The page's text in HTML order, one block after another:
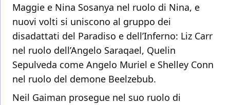
Maggie e Nina Sosanya nel ruolo di Nina, e
nuovi volti si uniscono al gruppo dei
disadattati del Paradiso e dell’Inferno: Liz Carr
nel ruolo dell’Angelo Saraqael, Quelin
Sepulveda come Angelo Muriel e Shelley Conn
nel ruolo del demone Beelzebub.
Neil Gaiman prosegue nel suo ruolo di